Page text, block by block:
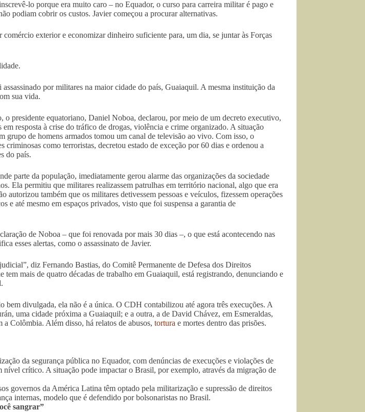
lo porque era muito caro – no Equador, o curso para carreira militar é pago e
podiam cobrir os custos. Javier começou a procurar alternativas.
comércio exterior e economizar dinheiro suficiente para, um dia, se juntar às Forças
por militares na maior cidade do país, Guaiaquil. A mesma instituição da
sua vida.
o presidente equatoriano, Daniel Noboa, declarou, por meio de um decreto executivo,
resposta à crise do tráfico de drogas, violência e crime organizado. A situação
grupo de homens armados tomou um canal de televisão ao vivo. Com isso, o
criminosas como terroristas, decretou estado de exceção por 60 dias e ordenou a
do país.
parte da população, imediatamente gerou alarme das organizações da sociedade
Ela permitiu que militares realizassem patrulhas em território nacional, algo que era
autorizou também que os militares detivessem pessoas e veículos, fizessem operações
e até mesmo em espaços privados, visto que foi suspensa a garantia de
de Noboa – que foi renovada por mais 30 dias –, o que está acontecendo nas
esses alertas, como o assassinato de Javier.
diz Fernando Bastias, do Comitê Permanente de Defesa dos Direitos
mais de quatro décadas de trabalho em Guaiaquil, está registrando, denunciando e
bem divulgada, ela não é a única. O CDH contabilizou até agora três execuções. A
uma cidade próxima a Guaiaquil; e a outra, a de David Chávez, em Esmeraldas,
Colômbia. Além disso, há relatos de abusos, tortura e mortes dentro das prisões.
da segurança pública no Equador, com denúncias de execuções e violações de
nível crítico. A situação pode impactar o Brasil, por exemplo, através da migração de
governos da América Latina têm optado pela militarização e supressão de direitos
internas, modelo que é defendido por bolsonaristas no Brasil.
sangrar”